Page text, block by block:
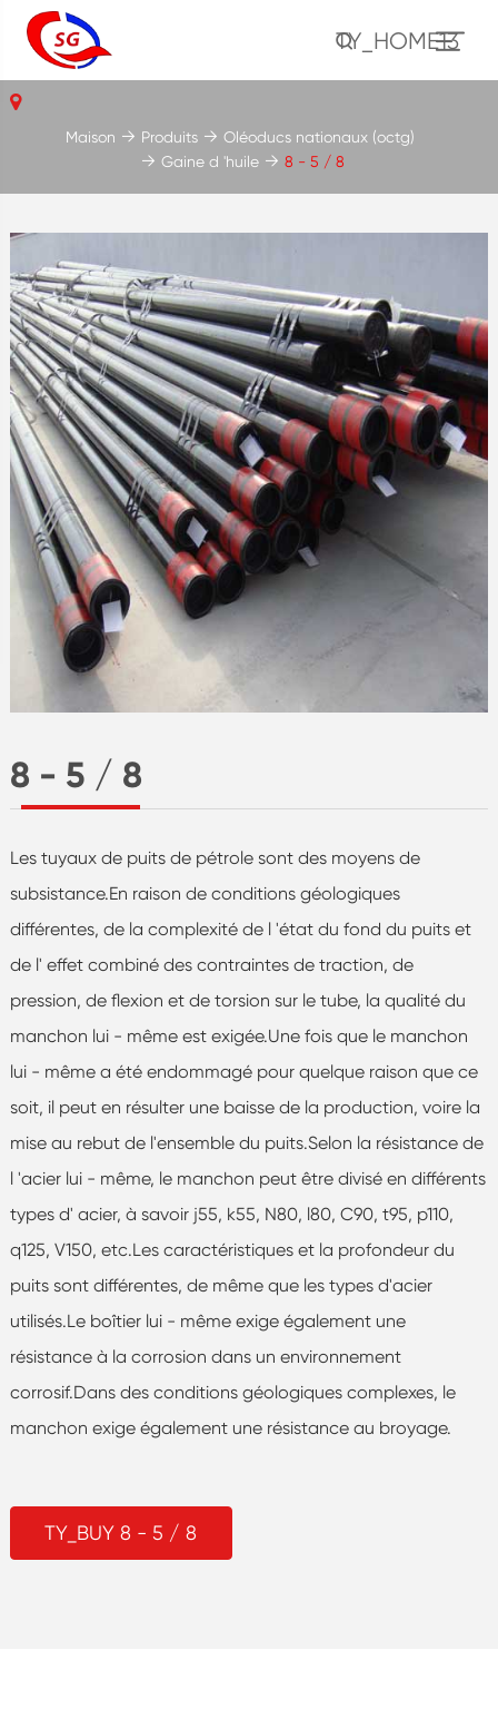
TY_HOME13
8 - 5 / 8
Les tuyaux de puits de pétrole sont des moyens de
subsistance.En raison de conditions géologiques
différentes, de la complexité de l 'état du fond du puits et
de l' effet combiné des contraintes de traction, de
pression, de flexion et de torsion sur le tube, la qualité du
manchon lui - même est exigée.Une fois que le manchon
lui - même a été endommagé pour quelque raison que ce
soit, il peut en résulter une baisse de la production, voire la
mise au rebut de l'ensemble du puits.Selon la résistance de
l 'acier lui - même, le manchon peut être divisé en différents
types d' acier, à savoir j55, k55, N80, l80, C90, t95, p110,
q125, V150, etc.Les caractéristiques et la profondeur du
puits sont différentes, de même que les types d'acier
utilisés.Le boîtier lui - même exige également une
résistance à la corrosion dans un environnement
corrosif.Dans des conditions géologiques complexes, le
manchon exige également une résistance au broyage.
TY_BUY 8 - 5 / 8
Maison Produits
Oléoducs nationaux (octg)
Gaine d 'huile
8 - 5 / 8